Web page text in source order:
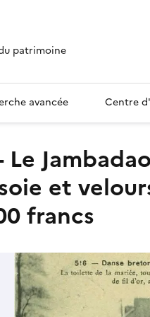
patrimoine
avancée Centre
et
francs